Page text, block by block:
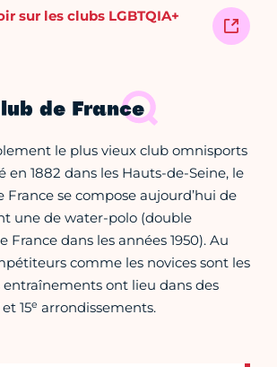
sur les clubs LGBTQIA+
de France
le plus vieux club omnisports
en 1882 dans les Hauts-de-Seine, le
France se compose aujourd’hui de
une de water-polo (double
France dans les années 1950). Au
comme les novices sont les
entraînements ont lieu dans des
et 15e arrondissements.